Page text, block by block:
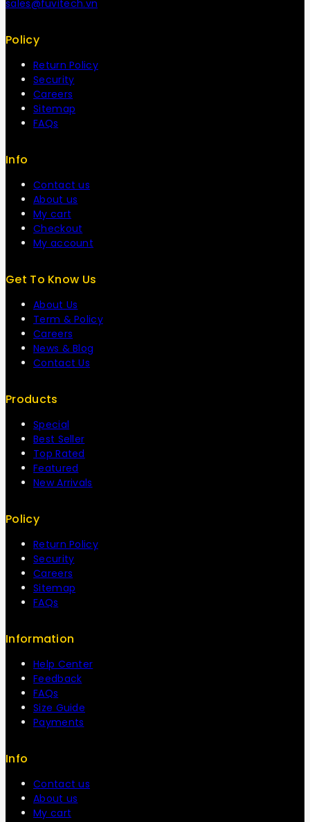
sales@fuvitech.vn
Policy
Return Policy
Security
Careers
Sitemap
FAQs
Info
Contact us
About us
My cart
Checkout
My account
Get To Know Us
About Us
Term & Policy
Careers
News & Blog
Contact Us
Products
Special
Best Seller
Top Rated
Featured
New Arrivals
Policy
Return Policy
Security
Careers
Sitemap
FAQs
Information
Help Center
Feedback
FAQs
Size Guide
Payments
Info
Contact us
About us
My cart